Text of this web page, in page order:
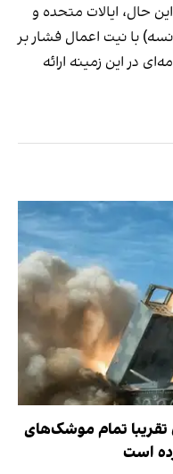
حال، ایالات متحده و
با نیت اعمال فشار بر
در این زمینه ارائه
تقریبا تمام موشک‌های
است